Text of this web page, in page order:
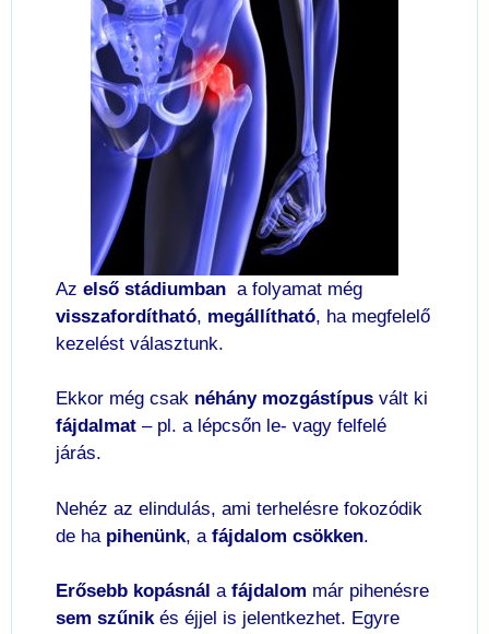
Az első stádiumban a folyamat még
visszafordítható, megállítható, ha megfelelő
kezelést választunk.
Ekkor még csak néhány mozgástípus vált ki
fájdalmat – pl. a lépcsőn le- vagy felfelé
járás.
Nehéz az elindulás, ami terhelésre fokozódik
de ha pihenünk, a fájdalom csökken.
Erősebb kopásnál a fájdalom már pihenésre
sem szűnikés éjjel is jelentkezhet. Egyre